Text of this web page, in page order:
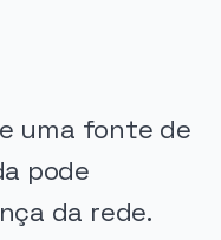
uma fonte de
pode
da rede.